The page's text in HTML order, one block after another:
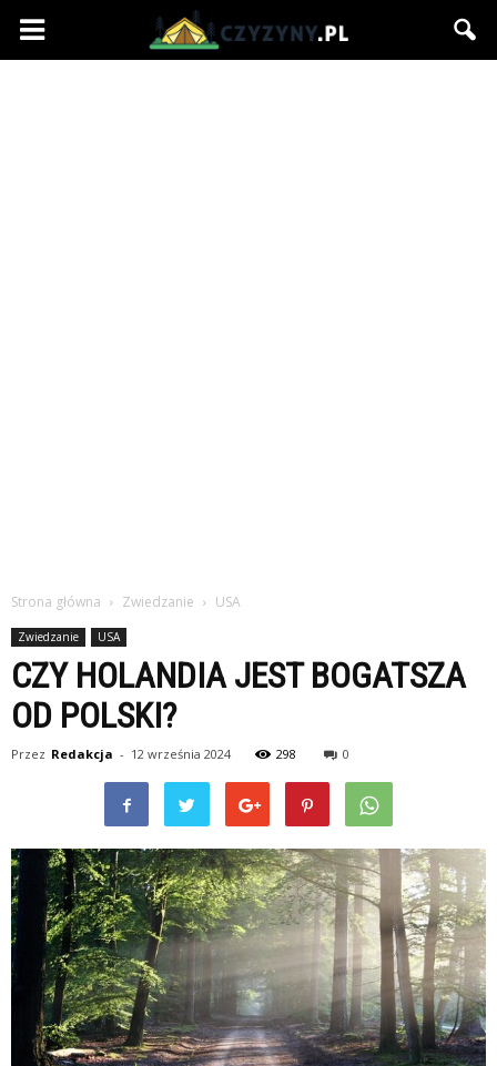
Czyzyny.pl
Strona główna Zwiedzanie USA
Zwiedzanie USA
CZY HOLANDIA JEST BOGATSZA
OD POLSKI?
Przez Redakcja - 12 września 2024 298 0